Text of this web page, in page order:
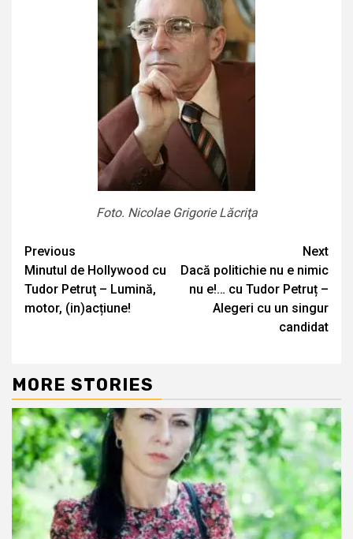
Foto. Nicolae Grigorie Lăcriţa
Continue
Reading
Previous
Minutul de Hollywood cu
Tudor Petruţ – Lumină,
motor, (in)acțiune!
Next
Dacă politichie nu e nimic
nu e!… cu Tudor Petruț –
Alegeri cu un singur
candidat
MORE STORIES